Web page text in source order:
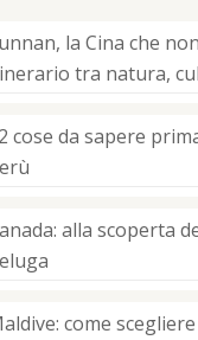
la Cina che
tra natura,
cose da sapere
alla scoperta
come